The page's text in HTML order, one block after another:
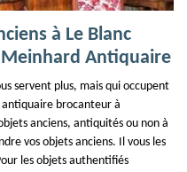
à Le Blanc
Antiquaire
servent plus, mais qui occupent
brocanteur à
anciens, antiquités ou non à
vos objets anciens. Il vous les
les objets authentifiés